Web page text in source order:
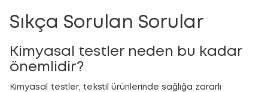
Sıkça Sorulan Sorular
Kimyasal testler neden bu kadar
önemlidir?
Kimyasal testler, tekstil ürünlerinde sağlığa zararlı